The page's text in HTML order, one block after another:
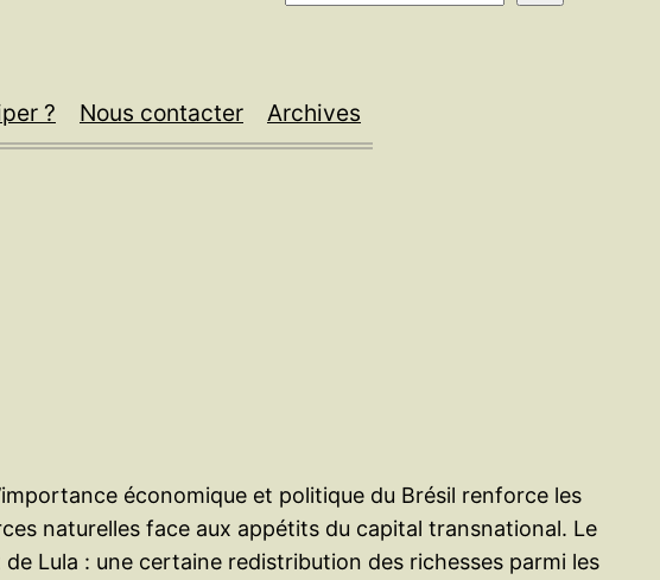
e
r
? Nous contacter Archives
économique et politique du Brésil renforce les
naturelles face aux appétits du capital transnational. Le
Lula : une certaine redistribution des richesses parmi les